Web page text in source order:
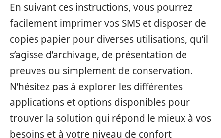
En suivant ces instructions, vous pourrez
facilement imprimer vos SMS et disposer de
copies papier pour diverses utilisations, qu’il
s’agisse d’archivage, de présentation de
preuves ou simplement de conservation.
N’hésitez pas à explorer les différentes
applications et options disponibles pour
trouver la solution qui répond le mieux à vos
besoins et à votre niveau de confort